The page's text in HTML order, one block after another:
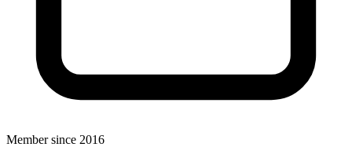
Member since 2016